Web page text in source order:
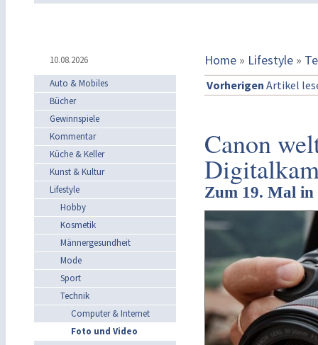
10.08.2026 Home » Lifestyle »
Auto & Mobiles
Bücher
Gewinnspiele
Kommentar
Küche & Keller
Kunst & Kultur
Lifestyle
Hobby
Kosmetik
Männergesundheit
Mode
Sport
Technik
Computer & Internet
Foto und Video
Vorherigen Artikel
Canon
Zum 19. Mal in